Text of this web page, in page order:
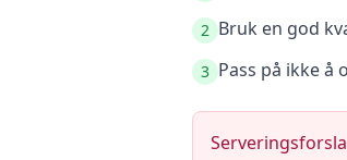
2 Bruk en god
3 Pass på ikke